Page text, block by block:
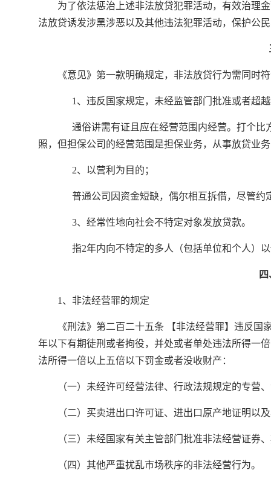
为了依法惩治上述非法放贷犯罪活动，有效治理
法放贷诱发涉黑涉恶以及其他违法犯罪活动，保护公
《意见》第一款明确规定，非法放贷行为需同时
1、违反国家规定，未经监管部门批准或者超
通俗讲需有证且应在经营范围内经营。打个比
照，但担保公司的经营范围是担保业务，从事放贷业
2、以营利为目的；
普通公司因资金短缺，偶尔相互拆借，尽管约
3、经常性地向社会不特定对象发放贷款。
指2年内向不特定的多人（包括单位和个人）
1、非法经营罪的规定
《刑法》第二百二十五条 【非法经营罪】违反
年以下有期徒刑或者拘役，并处或者单处违法所得一
法所得一倍以上五倍以下罚金或者没收财产：
（一）未经许可经营法律、行政法规规定的专营
（二）买卖进出口许可证、进出口原产地证明以
（三）未经国家有关主管部门批准非法经营证券
（四）其他严重扰乱市场秩序的非法经营行为。